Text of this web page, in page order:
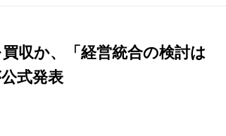
収か、「経営統合の検討は
式発表